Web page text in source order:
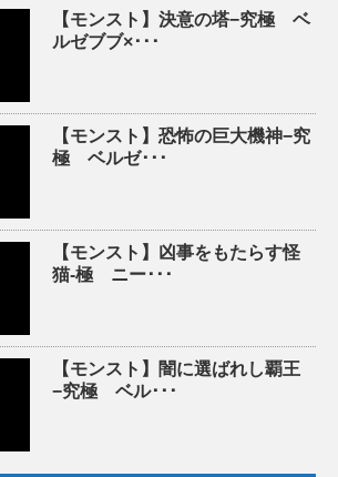
【モンスト】決意の塔−究極 ベ
ルゼブブ×･･･
【モンスト】恐怖の巨大機神−究
極 ベルゼ･･･
【モンスト】凶事をもたらす怪
猫-極 ニー･･･
【モンスト】闇に選ばれし覇王
−究極 ベル･･･